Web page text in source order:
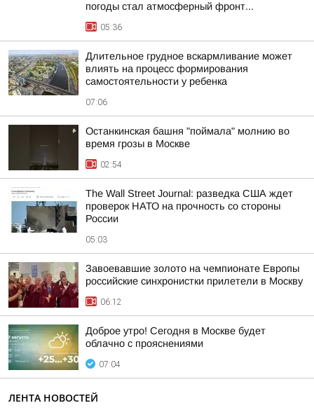
погоды стал атмосферный фронт...
05:36
Длительное грудное вскармливание может
влиять на процесс формирования
самостоятельности у ребенка
07:06
Останкинская башня "поймала" молнию во
время грозы в Москве
02:54
The Wall Street Journal: разведка США ждет
проверок НАТО на прочность со стороны
России
05:03
Завоевавшие золото на чемпионате Европы
российские синхронистки прилетели в Москву
06:12
Доброе утро! Сегодня в Москве будет
облачно с прояснениями
07:04
ЛЕНТА НОВОСТЕЙ